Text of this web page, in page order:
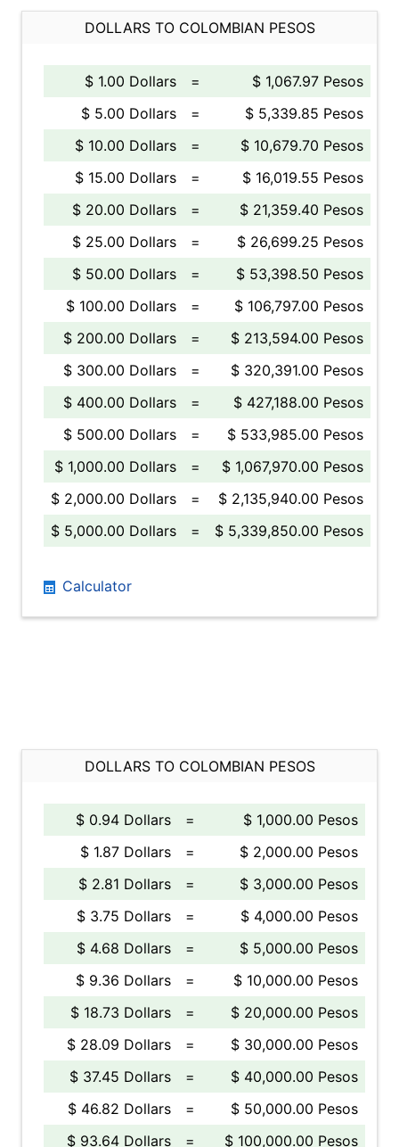
DOLLARS TO COLOMBIAN PESOS
$ 1.00 Dollars =
$ 1,067.97 Pesos
$ 5.00 Dollars
=
$ 5,339.85 Pesos
$ 10.00 Dollars
=
$ 10,679.70 Pesos
$ 15.00 Dollars
=
$ 16,019.55 Pesos
$ 20.00 Dollars
=
$ 21,359.40 Pesos
$ 25.00 Dollars
=
$ 26,699.25 Pesos
$ 50.00 Dollars
=
$ 53,398.50 Pesos
$ 100.00 Dollars
=
$ 106,797.00 Pesos
$ 200.00 Dollars
=
$ 213,594.00 Pesos
$ 300.00 Dollars
=
$ 320,391.00 Pesos
$ 400.00 Dollars
=
$ 427,188.00 Pesos
$ 500.00 Dollars
=
$ 533,985.00 Pesos
$ 1,000.00 Dollars
=
$ 1,067,970.00 Pesos
$ 2,000.00 Dollars
=
$ 2,135,940.00 Pesos
$ 5,000.00 Dollars
= $ 5,339,850.00 Pesos
Calculator
DOLLARS TO COLOMBIAN PESOS
$ 0.94 Dollars =
$ 1,000.00 Pesos
$ 1.87 Dollars
=
$ 2,000.00 Pesos
$ 2.81 Dollars
=
$ 3,000.00 Pesos
$ 3.75 Dollars
=
$ 4,000.00 Pesos
$ 4.68 Dollars
=
$ 5,000.00 Pesos
$ 9.36 Dollars
=
$ 10,000.00 Pesos
$ 18.73 Dollars
=
$ 20,000.00 Pesos
$ 28.09 Dollars
=
$ 30,000.00 Pesos
$ 37.45 Dollars
=
$ 40,000.00 Pesos
$ 46.82 Dollars
=
$ 50,000.00 Pesos
$ 93.64 Dollars
= $ 100,000.00 Pesos